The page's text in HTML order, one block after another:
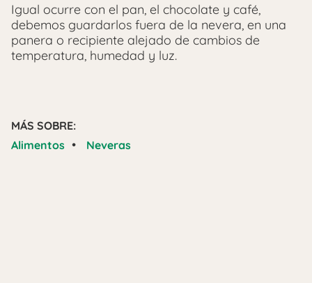
Igual ocurre con el pan, el chocolate y café,
debemos guardarlos fuera de la nevera, en una
panera o recipiente alejado de cambios de
temperatura, humedad y luz.
MÁS SOBRE:
Alimentos • Neveras